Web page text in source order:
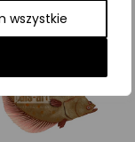
wszystkie